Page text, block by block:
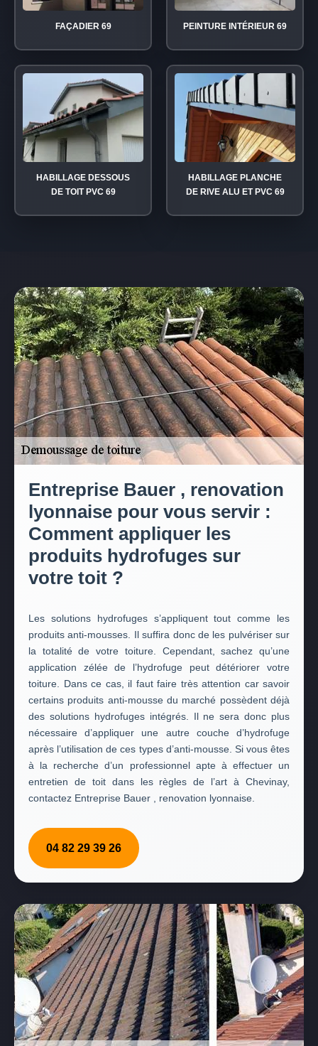
FAÇADIER 69 PEINTURE INTÉRIEUR 69
HABILLAGE DESSOUS
DE TOIT PVC 69
HABILLAGE PLANCHE
DE RIVE ALU ET PVC 69
Entreprise Bauer , renovation
lyonnaise pour vous servir :
Comment appliquer les
produits hydrofuges sur
votre toit ?
Les solutions hydrofuges s’appliquent tout comme les
produits anti-mousses. Il suffira donc de les pulvériser sur
la totalité de votre toiture. Cependant, sachez qu’une
application zélée de l’hydrofuge peut détériorer votre
toiture. Dans ce cas, il faut faire très attention car savoir
certains produits anti-mousse du marché possèdent déjà
des solutions hydrofuges intégrés. Il ne sera donc plus
nécessaire d’appliquer une autre couche d’hydrofuge
après l’utilisation de ces types d’anti-mousse. Si vous êtes
à la recherche d’un professionnel apte à effectuer un
entretien de toit dans les règles de l’art à Chevinay,
contactez Entreprise Bauer , renovation lyonnaise.
04 82 29 39 26